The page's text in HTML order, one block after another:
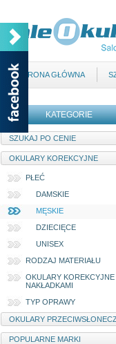
STRONA GŁÓWNA
KATEGORIE
SZUKAJ PO CENIE
OKULARY KOREKCYJNE
PŁEĆ
DAMSKIE
MĘSKIE
DZIECIĘCE
UNISEX
RODZAJ MATERIAŁU
OKULARY KOREKCYJNE
NAKŁADKAMI
TYP OPRAWY
OKULARY
POPULARNE MARKI